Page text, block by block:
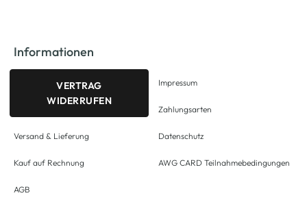
Informationen
VERTRAG
WIDERRUFEN
Versand & Lieferung
Kauf auf Rechnung
AGB
Impressum
Zahlungsarten
Datenschutz
AWG CARD Teilnahmebedingungen